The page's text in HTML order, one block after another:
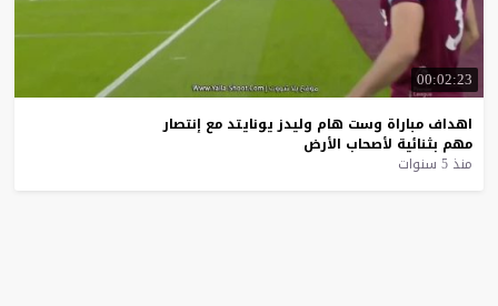
00:02:23
اهداف مباراة وست هام وليدز يونايتد مع إنتصار
مهم بثنائية لأصحاب الأرض
منذ 5 سنوات